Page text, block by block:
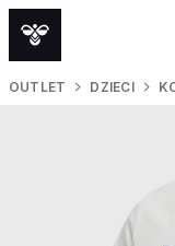
OUTLET DZIECI